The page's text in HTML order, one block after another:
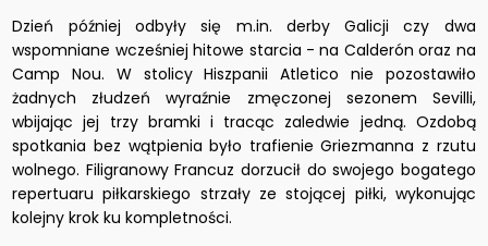
Dzień później odbyły się m.in. derby Galicji czy dwa
wspomniane wcześniej hitowe starcia - na Calderón oraz na
Camp Nou. W stolicy Hiszpanii Atletico nie pozostawiło
żadnych złudzeń wyraźnie zmęczonej sezonem Sevilli,
wbijając jej trzy bramki i tracąc zaledwie jedną. Ozdobą
spotkania bez wątpienia było trafienie Griezmanna z rzutu
wolnego. Filigranowy Francuz dorzucił do swojego bogatego
repertuaru piłkarskiego strzały ze stojącej piłki, wykonując
kolejny krok ku kompletności.